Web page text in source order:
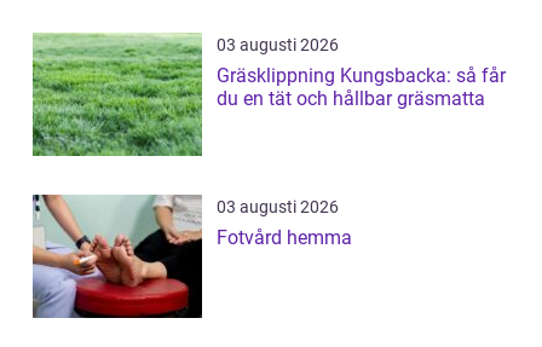
03 augusti 2026
Gräsklippning Kungsbacka: så får
du en tät och hållbar gräsmatta
03 augusti 2026
Fotvård hemma